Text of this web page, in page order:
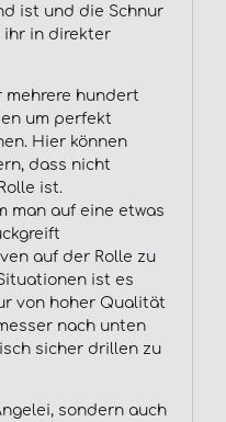
ist und die Schnur
ihr in direkter
mehrere hundert
um perfekt
Hier können
dass nicht
ist.
man auf eine etwas
auf der Rolle zu
ist es
von hoher Qualität
nach unten
sicher drillen zu
sondern auch